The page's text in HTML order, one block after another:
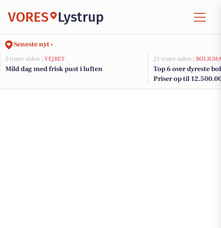
VORES Lystrup
Seneste nyt ›
5 timer siden | VEJRET
Mild dag med frisk pust i luften
21 timer siden |
Top 6 over dyreste
Priser op til